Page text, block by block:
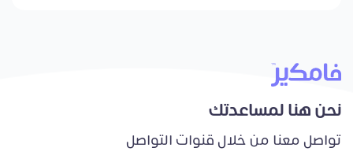
نحن هنا لمساعدتك
تواصل معنا من خلال قنوات التواصل